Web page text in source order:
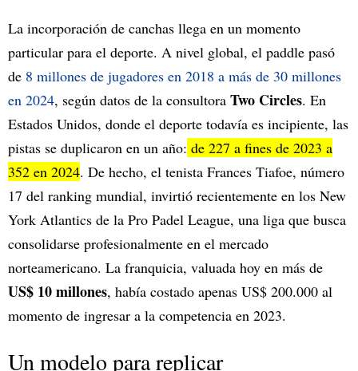
La incorporación de canchas llega en un momento
particular para el deporte. A nivel global, el paddle pasó
de 8 millones de jugadores en 2018 a más de 30 millones
en 2024, según datos de la consultora Two Circles. En
Estados Unidos, donde el deporte todavía es incipiente, las
pistas se duplicaron en un año: de 227 a fines de 2023 a
352 en 2024. De hecho, el tenista Frances Tiafoe, número
17 del ranking mundial, invirtió recientemente en los New
York Atlantics de la Pro Padel League, una liga que busca
consolidarse profesionalmente en el mercado
norteamericano. La franquicia, valuada hoy en más de
US$ 10 millones, había costado apenas US$ 200.000 al
momento de ingresar a la competencia en 2023.
Un modelo para replicar